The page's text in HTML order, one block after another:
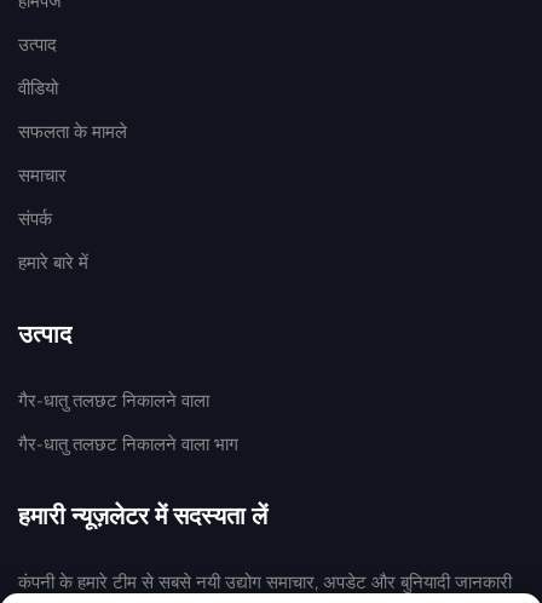
उत्पाद
वीडियो
सफलता के मामले
समाचार
संपर्क
हमारे बारे में
उत्पाद
गैर-धातु तलछट निकालने वाला
गैर-धातु तलछट निकालने वाला भाग
हमारी न्यूज़लेटर में सदस्यता लें
कंपनी के हमारे टीम से सबसे नयी उद्योग समाचार, अपडेट और बुनियादी जानकारी